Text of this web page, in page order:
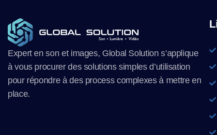
Expert en son et images, Global Solution s’applique
à vous procurer des solutions simples d’utilisation
pour répondre à des process complexes à mettre en
place.